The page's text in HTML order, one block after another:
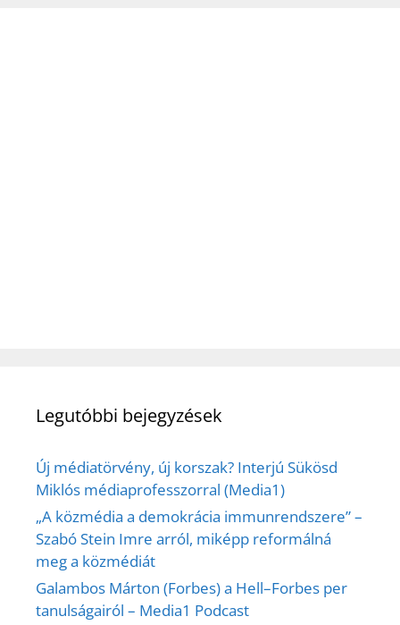
Legutóbbi bejegyzések
Új médiatörvény, új korszak? Interjú Sükösd
Miklós médiaprofesszorral (Media1)
„A közmédia a demokrácia immunrendszere” –
Szabó Stein Imre arról, miképp reformálná
meg a közmédiát
Galambos Márton (Forbes) a Hell–Forbes per
tanulságairól – Media1 Podcast